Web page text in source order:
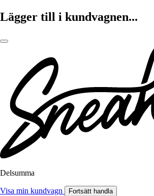
Lägger till i kundvagnen...
Delsumma
Visa min kundvagn Fortsätt handla